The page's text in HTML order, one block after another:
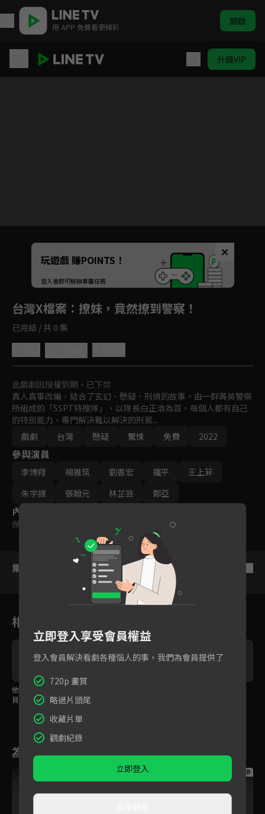
用 APP 免費看更精彩 開啟
升級VIP
Unmute
玩遊戲 賺POINTS！
登入後即可解鎖專屬任務
台灣X檔案 ：撩妹，竟然撩到警察！
已完結 / 共 0 集
此戲劇因授權到期，已下架
真人真事改編，結合了玄幻、懸疑、刑偵的故事。由一群菁英警察
所組成的「SSPT特搜隊」，以隊長白正浩為首，每個人都有自己
的特別能力，專門解決難以解決的刑案...
戲劇
台灣 懸疑 驚悚 免費 2022
參與演員
李博翔 楊雅筑 劉書宏 羅平
王上菲
朱宇謀
張翰元 林芷芸 鄭亞
內容標籤
保護級
集數列表
相關花絮
他手機裡竟有這麼多寶
貝？
為您推薦
跟播中
立即登入享受會員權益
登入會員解決看劇各種惱人的事，我們為會員提供了
720p 畫質
略過片頭尾
收藏片單
觀劇紀錄
立即登入